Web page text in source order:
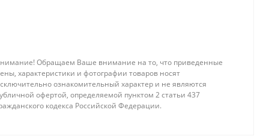
Обращаем Ваше внимание на то, что приведенные
характеристики и фотографии товаров носят
ознакомительный характер и не являются
офертой, определяемой пунктом 2 статьи 437
кодекса Российской Федерации.